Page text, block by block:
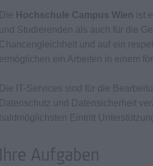
Die Hochschule Campus Wien
ist
und Studierenden als auch für die
Chancengleichheit und auf ein
ermöglichen ein Arbeiten in einem
Die IT-Services sind für die
Datenschutz und Datensicherheit
baldmöglichsten Eintritt
Ihre Aufgaben